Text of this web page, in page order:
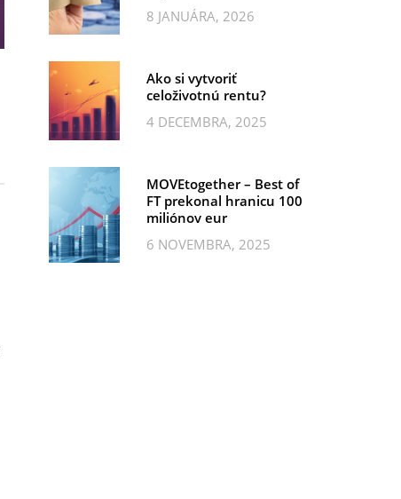
8 JANUÁRA, 2026
Ako si vytvoriť
celoživotnú rentu?
4 DECEMBRA, 2025
MOVEtogether – Best of
FT prekonal hranicu 100
miliónov eur
6 NOVEMBRA, 2025